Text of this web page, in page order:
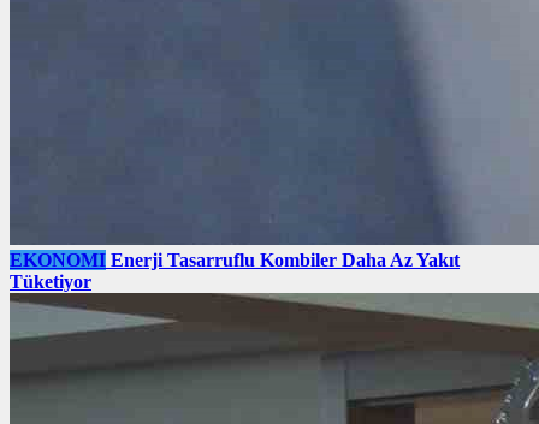
EKONOMI Enerji Tasarruflu Kombiler Daha Az Yakıt
Tüketiyor